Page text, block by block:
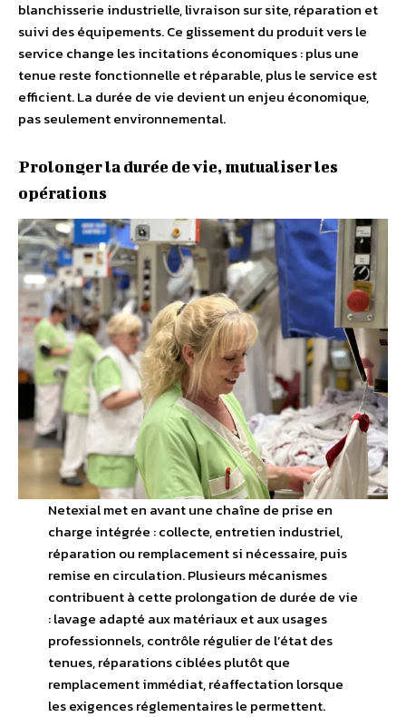
blanchisserie industrielle, livraison sur site, réparation et
suivi des équipements. Ce glissement du produit vers le
service change les incitations économiques : plus une
tenue reste fonctionnelle et réparable, plus le service est
efficient. La durée de vie devient un enjeu économique,
pas seulement environnemental.
Prolonger la durée de vie, mutualiser les
opérations
Netexial met en avant une chaîne de prise en
charge intégrée : collecte, entretien industriel,
réparation ou remplacement si nécessaire, puis
remise en circulation. Plusieurs mécanismes
contribuent à cette prolongation de durée de vie
: lavage adapté aux matériaux et aux usages
professionnels, contrôle régulier de l’état des
tenues, réparations ciblées plutôt que
remplacement immédiat, réaffectation lorsque
les exigences réglementaires le permettent.